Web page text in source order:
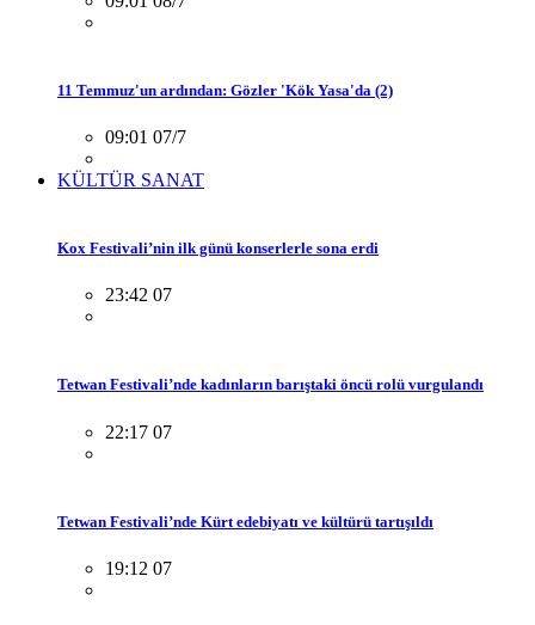
11 Temmuz'un ardından: Gözler 'Kök Yasa'da (2)
09:01 07/7
KÜLTÜR SANAT
Kox Festivali’nin ilk günü konserlerle sona erdi
23:42 07
Tetwan Festivali’nde kadınların barıştaki öncü rolü vurgulandı
22:17 07
Tetwan Festivali’nde Kürt edebiyatı ve kültürü tartışıldı
19:12 07